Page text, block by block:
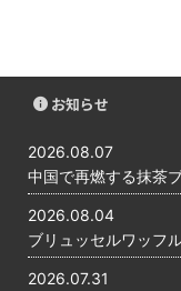
お知らせ
2026.08.07
中国で再燃する抹茶
2026.08.04
ブリュッセルワッフ
2026.07.31